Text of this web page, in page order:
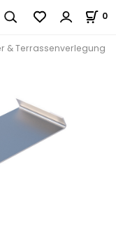
0
& Terrassenverlegung